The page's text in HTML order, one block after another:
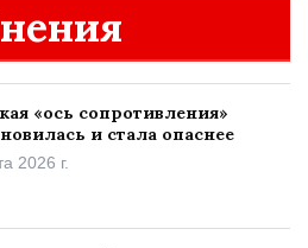
«ось сопротивления»
и стала опаснее
2026 г.